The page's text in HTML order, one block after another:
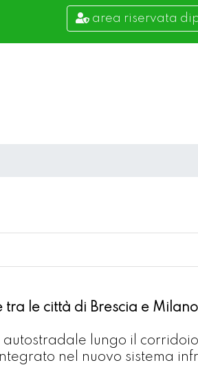
area riservata
le città di Brescia e Milano
lungo il
nel nuovo sistema